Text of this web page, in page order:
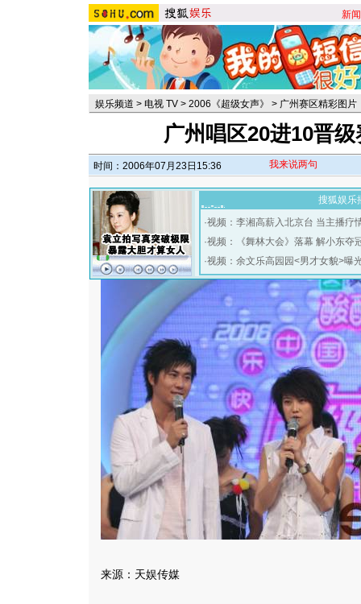
新闻
娱乐频道 > 电视 TV > 2006《超级女声》 > 广州赛区精彩图片
广州唱区20进10晋
时间：2006年07月23日15:36 我来说两句
搜狐娱乐
·视频：李湘高薪入北京台 当主播疗
·视频：《舞林大会》落幕 解小东夺
·视频：余文乐高园园<男才女貌>曝
来源：天娱传媒